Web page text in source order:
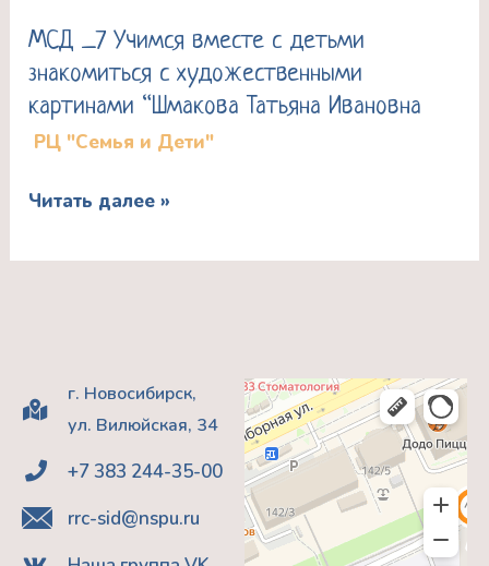
художественных
текстов
Гаврилова
Надежда
МСД _7 Учимся вместе с детьми
знакомиться с художественными
картинами “Шмакова Татьяна Ивановна
РЦ "Семья и Дети"
МСД
_7
Учимся
вместе
детьми
Татьяна
Читать далее »
г. Новосибирск,
ул. Вилюйская, 34
+7 383 244-35-00
rrc-sid@nspu.ru